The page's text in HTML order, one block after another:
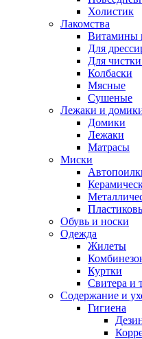
Холистик
Лакомства
Витамины
Для
Для
Колбаски
Мясные
Сушеные
Лежаки и
Домики
Лежаки
Матрасы
Миски
Обувь и носки
Одежда
Жилеты
Куртки
Свитера и
Содержание и
Гигиена